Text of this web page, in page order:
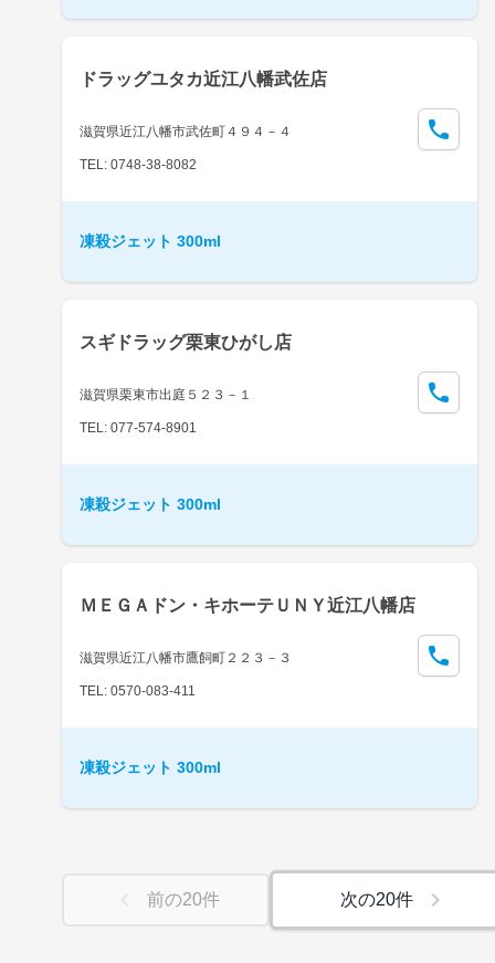
ドラッグユタカ近江八幡武佐店
滋賀県近江八幡市武佐町４９４－４
TEL: 0748-38-8082
凍殺ジェット 300ml
スギドラッグ栗東ひがし店
滋賀県栗東市出庭５２３－１
TEL: 077-574-8901
凍殺ジェット 300ml
ＭＥＧＡドン・キホーテＵＮＹ近江八幡店
滋賀県近江八幡市鷹飼町２２３－３
TEL: 0570-083-411
凍殺ジェット 300ml
前の20件 次の20件